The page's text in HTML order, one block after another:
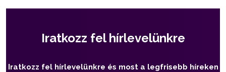
Iratkozz fel hírlevelünkre
Iratkozz fel hírlevelünkre és most a legfrisebb híreken